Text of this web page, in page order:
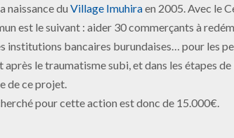
naissance du Village Imuhiraen 2005. Avec le
est le suivant : aider 30 commerçants à
institutions bancaires burundaises… pour les
le traumatisme subi, et dans les étapes
de ce projet.
pour cette action est donc de 15.000€.